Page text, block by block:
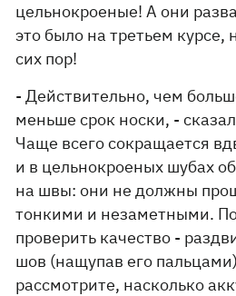
цельнокроеные! А они
это было на третьем курсе,
сих пор!
- Действительно, чем
меньше срок носки, -
Чаще всего сокращается
и в цельнокроеных шубах
на швы: они не должны
тонкими и незаметными.
проверить качество -
шов (нащупав его
рассмотрите, насколько